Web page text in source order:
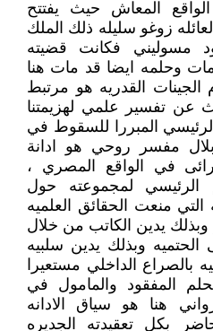
المعاش حيث يفتتح
زوغو سليله ذلك الملك
مسوليني فكانت قضيته
وحلمه ايضا قد مات هنا
الجينات القدريه هو مرتبط
عن تفسير علمي لهزيمتنا
المبررا للسقوط في
مفسر روحي هو ادانة
في الواقع المصري ،
الرئيسي لمجموعته حول
التي منعت الحقائق العلميه
وبذلك يدين الكاتب من خلال
وبذلك يدين سلبيه
بالصراع الداخلي مستعيرا
المفقود والمامول في
هنا هو سياق الادانه
بكل تعقيدته الجديره